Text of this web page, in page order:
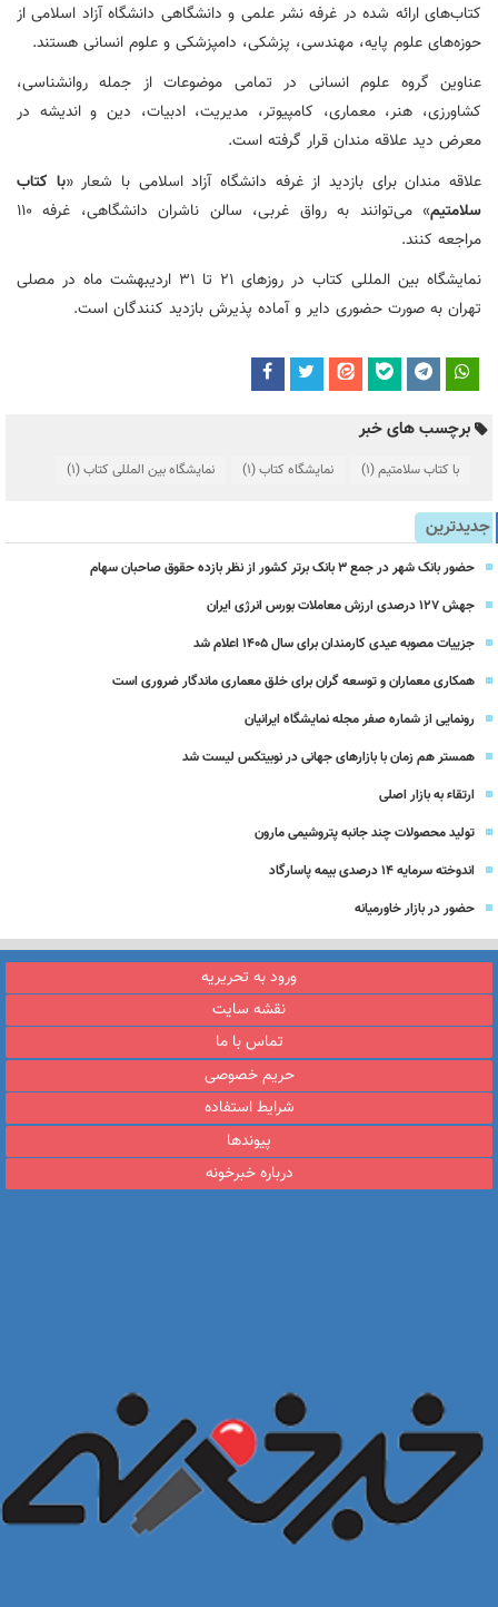
کتاب‌های ارائه شده در غرفه نشر علمی و دانشگاهی دانشگاه آزاد اسلامی از
حوزه‌های علوم پایه، مهندسی، پزشکی، دامپزشکی و علوم انسانی هستند.
عناوین گروه علوم انسانی در تمامی موضوعات از جمله روانشناسی،
کشاورزی، هنر، معماری، کامپیوتر، مدیریت، ادبیات، دین و اندیشه در
معرض دید علاقه مندان قرار گرفته است.
علاقه مندان برای بازدید از غرفه دانشگاه آزاد اسلامی با شعار «با کتاب
سلامتیم
» می‌توانند به رواق غربی، سالن ناشران دانشگاهی، غرفه 110
مراجعه کنند.
نمایشگاه بین المللی کتاب در روزهای 21 تا 31 اردیبهشت ماه در مصلی
تهران به صورت حضوری دایر و آماده پذیرش بازدید کنندگان است.
برچسب های خبر
با کتاب سلامتیم(1) نمایشگاه کتاب(1) نمایشگاه بین المللی کتاب(1)
جدیدترین
حضور بانک شهر در جمع ۳ بانک برتر کشور از نظر بازده حقوق صاحبان سهام
جهش ۱۲۷ درصدی ارزش معاملات بورس انرژی ایران
جزییات مصوبه عیدی کارمندان برای سال 1405 اعلام شد
همکاری معماران و توسعه گران برای خلق معماری ماندگار ضروری است
رونمایی از شماره صفر مجله نمایشگاه ایرانیان
همستر هم زمان با بازارهای جهانی در نوبیتکس لیست شد
ارتقاء به بازار اصلی
تولید محصولات چند جانبه پتروشیمی مارون
اندوخته سرمایه 14 درصدی بیمه پاسارگاد
حضور در بازار خاورمیانه
ورود به تحریریه
نقشه سایت
تماس با ما
حریم خصوصی
شرایط استفاده
پیوندها
درباره خبرخونه